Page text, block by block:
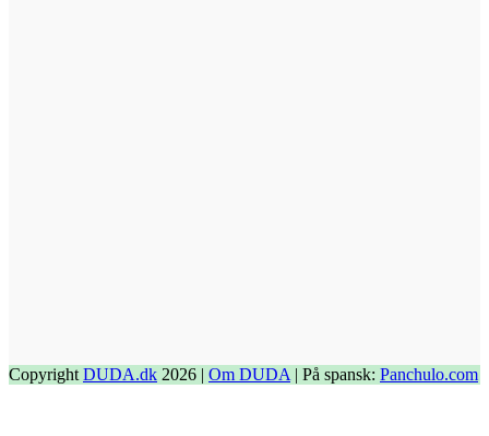
CopyrightDUDA.dk 2026 | Om DUDA| På spansk: Panchulo.com